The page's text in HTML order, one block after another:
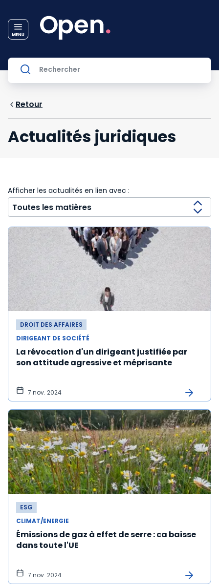
Retour
Actualités juridiques
Afficher les actualités en lien avec :
DROIT DES AFFAIRES
DIRIGEANT DE SOCIÉTÉ
La révocation d'un dirigeant justifiée par
son attitude agressive et méprisante
7 nov. 2024
ESG
CLIMAT/ENERGIE
Émissions de gaz à effet de serre : ca baisse
dans toute l'UE
7 nov. 2024